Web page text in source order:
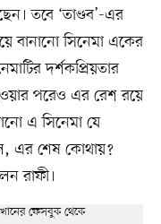
তবে ‘তাণ্ডব’-এর
বানানো সিনেমা একের
দর্শকপ্রিয়তার
পরেও এর রেশ রয়ে
এ সিনেমা যে
এর শেষ কোথায়?
রাফী।